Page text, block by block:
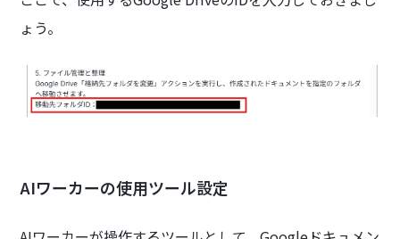
ょう。
AIワーカーの使用ツール設定